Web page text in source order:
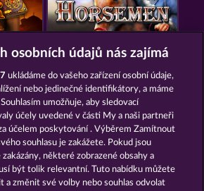
HORSEMEN
40 THIEVES
osobních údajů nás zajímá
ukládáme do vašeho zařízení osobní údaje,
nebo jedinečné identifikátory, a máme
umožňuje, aby sledovací
účely uvedené v části My a naši partneři
účelem poskytování . Výběrem Zamítnout
souhlasu je zakážete. Pokud jsou
některé zobrazené obsahy a
být tolik relevantní. Tuto nabídku můžete
a změnit své volby nebo souhlas odvolat